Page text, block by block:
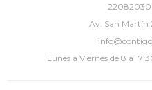
22082030
Av. San Martín
Lunes a Viernes de 8 a